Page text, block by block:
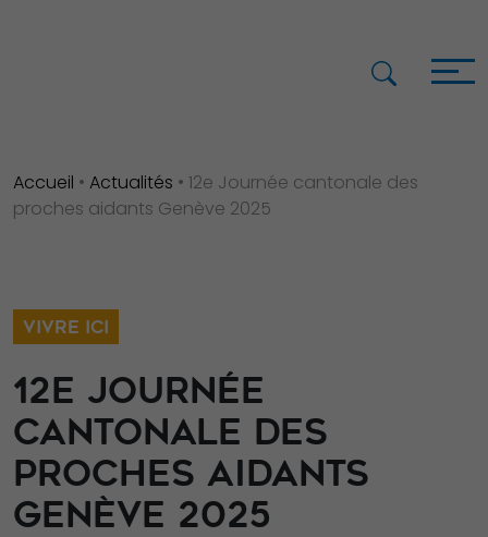
Accueil • Actualités • 12e Journée cantonale des
proches aidants Genève 2025
VIVRE ICI
12E JOURNÉE
CANTONALE DES
PROCHES AIDANTS
GENÈVE 2025